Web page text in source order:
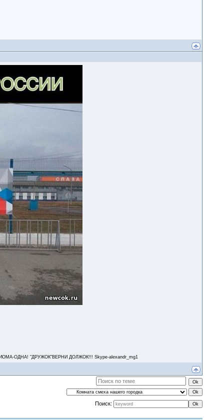
ОДНА! "ДРУЖОК"ВЕРНИ ДОЛЖОК!!! Skype-alexandr_mg1
Поиск: